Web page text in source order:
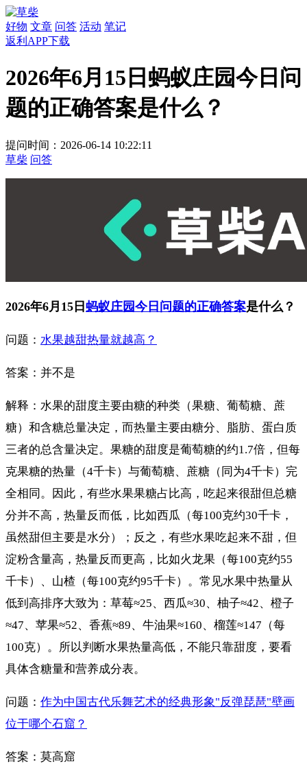
好物 文章 问答 活动 笔记
返利APP下载
2026年6月15日蚂蚁庄园今日问
题的正确答案​是什么？
提问时间：2026-06-14 10:22:11
草柴 问答
2026年6月15日 蚂蚁庄园今日问题的正确答案是什么？
问题： 水果越甜热量就越高？
答案：并不是
解释：水果的甜度主要由糖的种类（果糖、葡萄糖、蔗
糖）和含糖总量决定，而热量主要由糖分、脂肪、蛋白质
三者的总含量决定。果糖的甜度是葡萄糖的约1.7倍，但每
克果糖的热量（4千卡）与葡萄糖、蔗糖（同为4千卡）完
全相同。因此，有些水果果糖占比高，吃起来很甜但总糖
分并不高，热量反而低，比如西瓜（每100克约30千卡，
虽然甜但主要是水分）；反之，有些水果吃起来不甜，但
淀粉含量高，热量反而更高，比如火龙果（每100克约55
千卡）、山楂（每100克约95千卡）。常见水果中热量从
低到高排序大致为：草莓≈25、西瓜≈30、柚子≈42、橙子
≈47、苹果≈52、香蕉≈89、牛油果≈160、榴莲≈147（每
100克）。所以判断水果热量高低，不能只靠甜度，要看
具体含糖量和营养成分表。
问题： 作为中国古代乐舞艺术的经典形象"反弹琵琶"壁画
位于哪个石窟？
答案：莫高窟